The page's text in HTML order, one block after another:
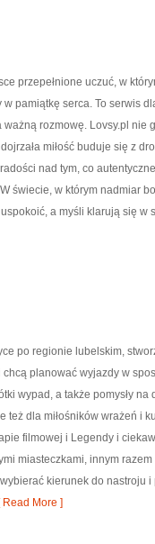
przepełnione uczuć, w
w pamiątkę serca. To serwis
ważną rozmowę. Lovsy.pl nie
miłość buduje się z
nad tym, co
świecie, w którym nadmiar
a myśli klarują się w
po regionie lubelskim,
chcą planować wyjazdy w
wypad, a także pomysły na
też dla miłośników wrażeń i
filmowej i Legendy i
miasteczkami, innym
kierunek do nastroju
More ]